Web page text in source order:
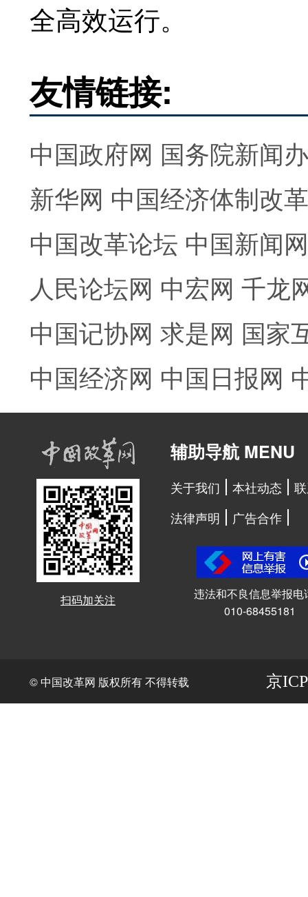
全高效运行。
友情链接:
中国政府网 国务院新闻
新华网 中国经济体制改
中国改革论坛 中国新闻网
人民论坛网 中宏网 千龙
中国记协网 求是网 国家
中国经济网 中国日报网
扫码加关注
辅助导航 MENU
关于我们 本社动态
法律声明
广告合作
违法和不良信息举报电
010-68455181
© 中国改革网 版权所有 不得转载 京